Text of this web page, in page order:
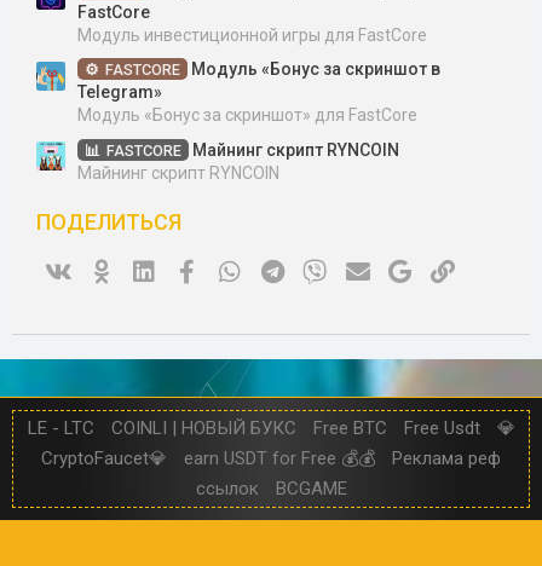
FastCore
Модуль инвестиционной игры для FastCore
FASTCORE
Модуль «Бонус за скриншот в
Telegram»
Модуль «Бонус за скриншот» для FastCore
FASTCORE
Майнинг скрипт RYNCOIN
Майнинг скрипт RYNCOIN
ПОДЕЛИТЬСЯ
Ok Linked InFacebookWhatsAppTelegram
Viber Электронная почта
Google
LE - LTC COINLI | НОВЫЙ БУКС Free BTC Free Usdt
💎
CryptoFaucet💎
earn USDT for Free 💰💰
Реклама реф
ссылок
BCGAME